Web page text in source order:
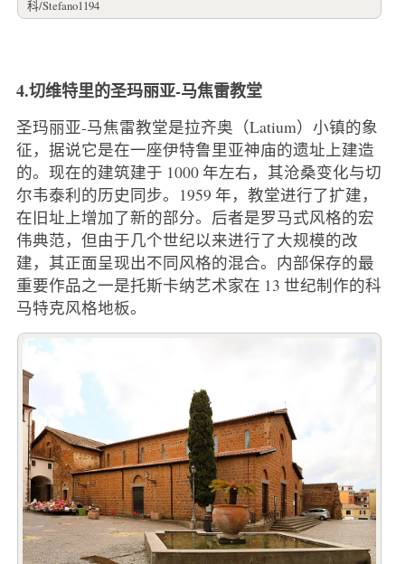
科/Stefano1194
4.切维特里的圣玛丽亚-马焦雷教堂
圣玛丽亚-马焦雷教堂是拉齐奥（Latium）小镇的象
征，据说它是在一座伊特鲁里亚神庙的遗址上建造
的。现在的建筑建于 1000 年左右，其沧桑变化与切
尔韦泰利的历史同步。1959 年，教堂进行了扩建，
在旧址上增加了新的部分。后者是罗马式风格的宏
伟典范，但由于几个世纪以来进行了大规模的改
建，其正面呈现出不同风格的混合。内部保存的最
重要作品之一是托斯卡纳艺术家在 13 世纪制作的科
马特克风格地板。